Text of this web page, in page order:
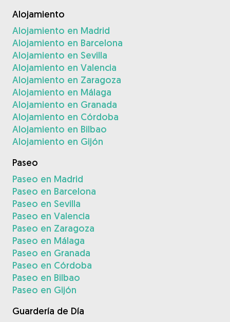
Alojamiento
Alojamiento en Madrid
Alojamiento en Barcelona
Alojamiento en Sevilla
Alojamiento en Valencia
Alojamiento en Zaragoza
Alojamiento en Málaga
Alojamiento en Granada
Alojamiento en Córdoba
Alojamiento en Bilbao
Alojamiento en Gijón
Paseo
Paseo en Madrid
Paseo en Barcelona
Paseo en Sevilla
Paseo en Valencia
Paseo en Zaragoza
Paseo en Málaga
Paseo en Granada
Paseo en Córdoba
Paseo en Bilbao
Paseo en Gijón
Guardería de Día